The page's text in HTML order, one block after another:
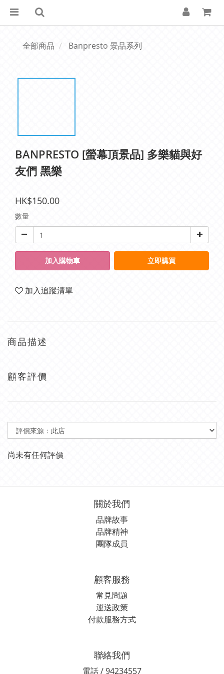
全部商品 Banpresto 景品系列
BANPRESTO [螢幕頂景品] 多樂貓與好
友們 黑樂
HK$150.00
數量
加入購物車 立即購買
加入追蹤清單
商品描述
顧客評價
尚未有任何評價
關於我們
品牌故事
品牌精神
團隊成員
顧客服務
常見問題
運送政策
付款服務方式
聯絡我們
電話 / 94234557